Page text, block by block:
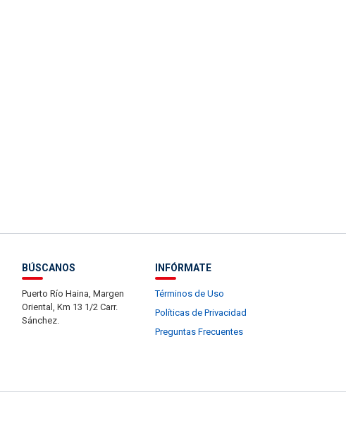
BÚSCANOS
Puerto Río Haina, Margen
Oriental, Km 13 1/2 Carr.
Sánchez.
INFÓRMATE
Términos de Uso
Políticas de Privacidad
Preguntas Frecuentes